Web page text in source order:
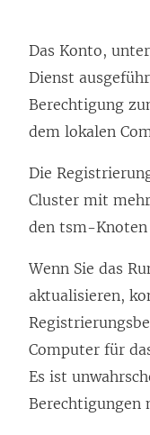
Das Konto,
Dienst
Berechtigung
dem lokalen
Die
Cluster mit
den tsm-
Wenn Sie das
aktualisieren,
Computer für
Es ist
Berechtigungen